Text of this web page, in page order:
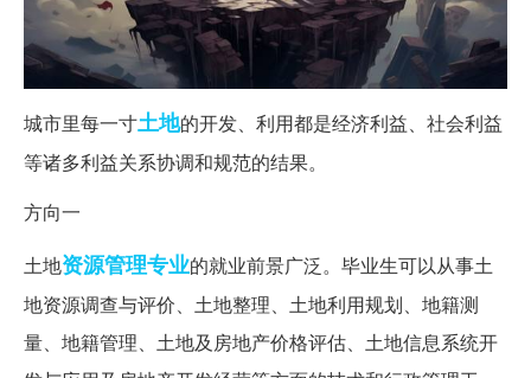
城市里每一寸土地的开发、利用都是经济利益、社会利益
等诸多利益关系协调和规范的结果。
方向一
土地资源管理专业的就业前景广泛。毕业生可以从事土
地资源调查与评价、土地整理、土地利用规划、地籍测
量、地籍管理、土地及房地产价格评估、土地信息系统开